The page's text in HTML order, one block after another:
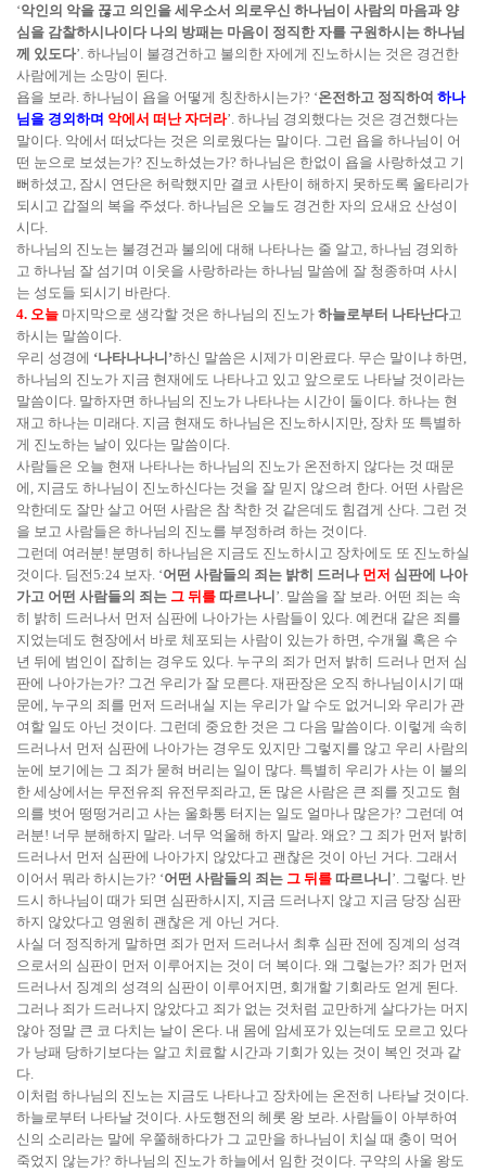
‘악인의 악을 끊고 의인을 세우소서 의로우신 하나님이 사람의 마음과 양
심을 감찰하시나이다 나의 방패는 마음이 정직한 자를 구원하시는 하나님
께 있도다’. 하나님이 불경건하고 불의한 자에게 진노하시는 것은 경건한
사람에게는 소망이 된다.
욥을 보라. 하나님이 욥을 어떻게 칭찬하시는가? ‘온전하고 정직하여 하나
님을 경외하며 악에서 떠난 자더라’. 하나님 경외했다는 것은 경건했다는
말이다. 악에서 떠났다는 것은 의로웠다는 말이다. 그런 욥을 하나님이 어
떤 눈으로 보셨는가? 진노하셨는가? 하나님은 한없이 욥을 사랑하셨고 기
뻐하셨고, 잠시 연단은 허락했지만 결코 사탄이 해하지 못하도록 울타리가
되시고 갑절의 복을 주셨다. 하나님은 오늘도 경건한 자의 요새요 산성이
시다.
하나님의 진노는 불경건과 불의에 대해 나타나는 줄 알고, 하나님 경외하
고 하나님 잘 섬기며 이웃을 사랑하라는 하나님 말씀에 잘 청종하며 사시
는 성도들 되시기 바란다.
4. 오늘 마지막으로 생각할 것은 하나님의 진노가 하늘로부터 나타난다고
하시는 말씀이다.
우리 성경에 ‘나타나나니’하신 말씀은 시제가 미완료다. 무슨 말이냐 하면,
하나님의 진노가 지금 현재에도 나타나고 있고 앞으로도 나타날 것이라는
말씀이다. 말하자면 하나님의 진노가 나타나는 시간이 둘이다. 하나는 현
재고 하나는 미래다. 지금 현재도 하나님은 진노하시지만, 장차 또 특별하
게 진노하는 날이 있다는 말씀이다.
사람들은 오늘 현재 나타나는 하나님의 진노가 온전하지 않다는 것 때문
에, 지금도 하나님이 진노하신다는 것을 잘 믿지 않으려 한다. 어떤 사람은
악한데도 잘만 살고 어떤 사람은 참 착한 것 같은데도 힘겹게 산다. 그런 것
을 보고 사람들은 하나님의 진노를 부정하려 하는 것이다.
그런데 여러분! 분명히 하나님은 지금도 진노하시고 장차에도 또 진노하실
것이다. 딤전5:24 보자. ‘어떤 사람들의 죄는 밝히 드러나 먼저 심판에 나아
가고 어떤 사람들의 죄는 그 뒤를 따르나니 ’. 말씀을 잘 보라. 어떤 죄는 속
히 밝히 드러나서 먼저 심판에 나아가는 사람들이 있다. 예컨대 같은 죄를
지었는데도 현장에서 바로 체포되는 사람이 있는가 하면, 수개월 혹은 수
년 뒤에 범인이 잡히는 경우도 있다. 누구의 죄가 먼저 밝히 드러나 먼저 심
판에 나아가는가? 그건 우리가 잘 모른다. 재판장은 오직 하나님이시기 때
문에, 누구의 죄를 먼저 드러내실 지는 우리가 알 수도 없거니와 우리가 관
여할 일도 아닌 것이다. 그런데 중요한 것은 그 다음 말씀이다. 이렇게 속히
드러나서 먼저 심판에 나아가는 경우도 있지만 그렇지를 않고 우리 사람의
눈에 보기에는 그 죄가 묻혀 버리는 일이 많다. 특별히 우리가 사는 이 불의
한 세상에서는 무전유죄 유전무죄라고, 돈 많은 사람은 큰 죄를 짓고도 혐
의를 벗어 떵떵거리고 사는 울화통 터지는 일도 얼마나 많은가? 그런데 여
러분! 너무 분해하지 말라. 너무 억울해 하지 말라. 왜요? 그 죄가 먼저 밝히
드러나서 먼저 심판에 나아가지 않았다고 괜찮은 것이 아닌 거다. 그래서
이어서 뭐라 하시는가? ‘어떤 사람들의 죄는 그 뒤를 따르나니 ’. 그렇다. 반
드시 하나님이 때가 되면 심판하시지, 지금 드러나지 않고 지금 당장 심판
하지 않았다고 영원히 괜찮은 게 아닌 거다.
사실 더 정직하게 말하면 죄가 먼저 드러나서 최후 심판 전에 징계의 성격
으로서의 심판이 먼저 이루어지는 것이 더 복이다. 왜 그렇는가? 죄가 먼저
드러나서 징계의 성격의 심판이 이루어지면, 회개할 기회라도 얻게 된다.
그러나 죄가 드러나지 않았다고 죄가 없는 것처럼 교만하게 살다가는 머지
않아 정말 큰 코 다치는 날이 온다. 내 몸에 암세포가 있는데도 모르고 있다
가 낭패 당하기보다는 알고 치료할 시간과 기회가 있는 것이 복인 것과 같
다.
이처럼 하나님의 진노는 지금도 나타나고 장차에는 온전히 나타날 것이다.
하늘로부터 나타날 것이다. 사도행전의 헤롯 왕 보라. 사람들이 아부하여
신의 소리라는 말에 우쭐해하다가 그 교만을 하나님이 치실 때 충이 먹어
죽었지 않는가? 하나님의 진노가 하늘에서 임한 것이다. 구약의 사울 왕도